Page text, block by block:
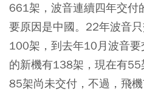
661架，波音連續四年交付
要原因是中國。22年波音
100架，到去年10月波音
的新機有138架，現在有
85架尚未交付，不過，飛